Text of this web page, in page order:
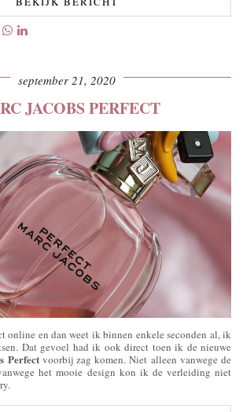
september 21, 2020
JACOBS PERFECT
online en dan weet ik binnen enkele seconden al, ik
Dat gevoel had ik ook direct toen ik de nieuwe
Perfect voorbij zag komen. Niet alleen vanwege de
het mooie design kon ik de verleiding niet